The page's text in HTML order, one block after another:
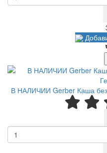
В НАЛИЧИИ Gerber Каша